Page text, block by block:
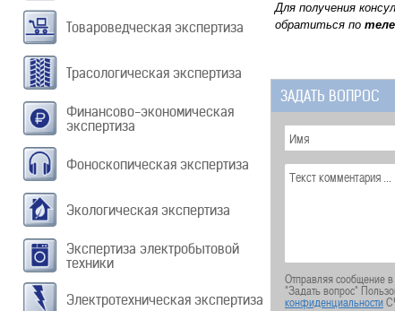
Товароведческая экспертиза
Трасологическая экспертиза
Финансово-экономическая
экспертиза
Фоноскопическая экспертиза
Экологическая экспертиза
Экспертиза электробытовой
техники
Электротехническая экспертиза
Для получения
обратиться по
ЗАДАТЬ ВОПРОС
Отправляя сообщение
"Задать вопрос"
конфиденциальности